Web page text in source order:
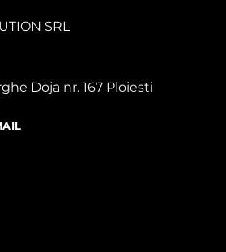
SRL
Doja nr. 167 Ploiesti